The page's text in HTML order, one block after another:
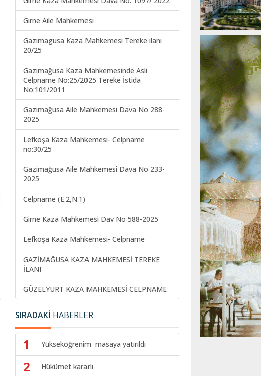
Girne Aile Mahkemesi
Gazimagusa Kaza Mahkemesi Tereke ilanı
20/25
Gazimağusa Kaza Mahkemesinde Asli
Celpname No:25/2025 Tereke İstida
No:101/2011
Gazimağusa Aile Mahkemesi Dava No 288-
2025
Lefkoşa Kaza Mahkemesi- Celpname
no:30/25
Gazimağusa Aile Mahkemesi Dava No 233-
2025
Celpname (E.2,N.1)
Girne Kaza Mahkemesi Dav No 588-2025
Lefkoşa Kaza Mahkemesi- Celpname
GAZİMAĞUSA KAZA MAHKEMESİ TEREKE
İLANI
GÜZELYURT KAZA MAHKEMESİ CELPNAME
SIRADAKİ HABERLER
1 Yükseköğrenim masaya yatırıldı
2 Hükümet kararlı